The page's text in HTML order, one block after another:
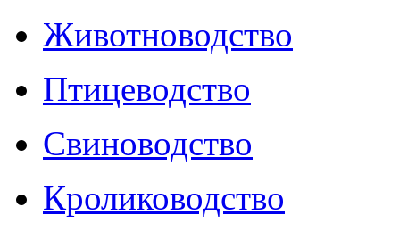
Животноводство
Птицеводство
Свиноводство
Кролиководство